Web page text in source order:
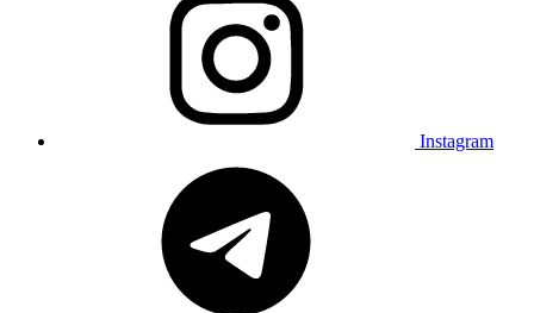
Instagram